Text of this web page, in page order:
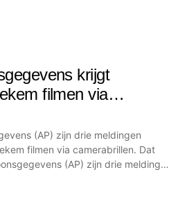
krijgt
filmen via
(AP) zijn drie meldingen
filmen via camerabrillen. Dat
(AP) zijn drie meldingen
filmen via camerabrillen. Dat